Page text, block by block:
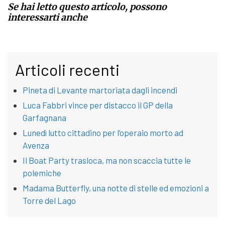
Se hai letto questo articolo, possono
interessarti anche
Articoli recenti
Pineta di Levante martoriata dagli incendi
Luca Fabbri vince per distacco il GP della
Garfagnana
Lunedì lutto cittadino per l’operaio morto ad
Avenza
Il Boat Party trasloca, ma non scaccia tutte le
polemiche
Madama Butterfly, una notte di stelle ed emozioni a
Torre del Lago